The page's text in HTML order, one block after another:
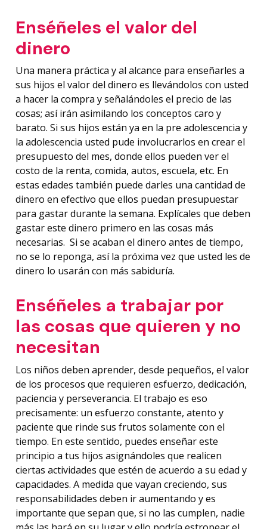
Enséñeles el valor del
dinero
Una manera práctica y al alcance para enseñarles a
sus hijos el valor del dinero es llevándolos con usted
a hacer la compra y señalándoles el precio de las
cosas; así irán asimilando los conceptos caro y
barato. Si sus hijos están ya en la pre adolescencia y
la adolescencia usted pude involucrarlos en crear el
presupuesto del mes, donde ellos pueden ver el
costo de la renta, comida, autos, escuela, etc. En
estas edades también puede darles una cantidad de
dinero en efectivo que ellos puedan presupuestar
para gastar durante la semana. Explícales que deben
gastar este dinero primero en las cosas más
necesarias. Si se acaban el dinero antes de tiempo,
no se lo reponga, así la próxima vez que usted les de
dinero lo usarán con más sabiduría.
Enséñeles a trabajar por
las cosas que quieren y no
necesitan
Los niños deben aprender, desde pequeños, el valor
de los procesos que requieren esfuerzo, dedicación,
paciencia y perseverancia. El trabajo es eso
precisamente: un esfuerzo constante, atento y
paciente que rinde sus frutos solamente con el
tiempo. En este sentido, puedes enseñar este
principio a tus hijos asignándoles que realicen
ciertas actividades que estén de acuerdo a su edad y
capacidades. A medida que vayan creciendo, sus
responsabilidades deben ir aumentando y es
importante que sepan que, si no las cumplen, nadie